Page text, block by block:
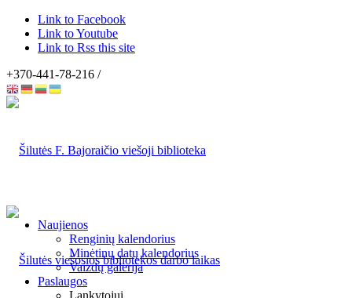
Link to Facebook
Link to Youtube
Link to Rss this site
+370-441-78-216 /
Naujienos
Renginių kalendorius
Minėtinų datų kalendorius
Vaizdų galerija
Paslaugos